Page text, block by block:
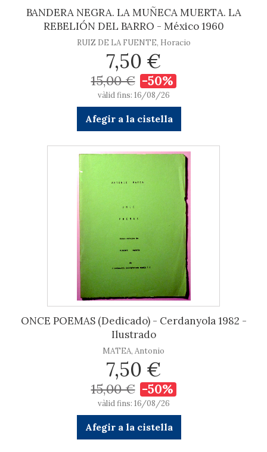
BANDERA NEGRA. LA MUÑECA MUERTA. LA
REBELIÓN DEL BARRO - México 1960
RUIZ DE LA FUENTE, Horacio
7,50 €
15,00 € -50%
vàlid fins: 16/08/26
Afegir a la cistella
ONCE POEMAS (Dedicado) - Cerdanyola 1982 -
Ilustrado
MATEA, Antonio
7,50 €
15,00 € -50%
vàlid fins: 16/08/26
Afegir a la cistella